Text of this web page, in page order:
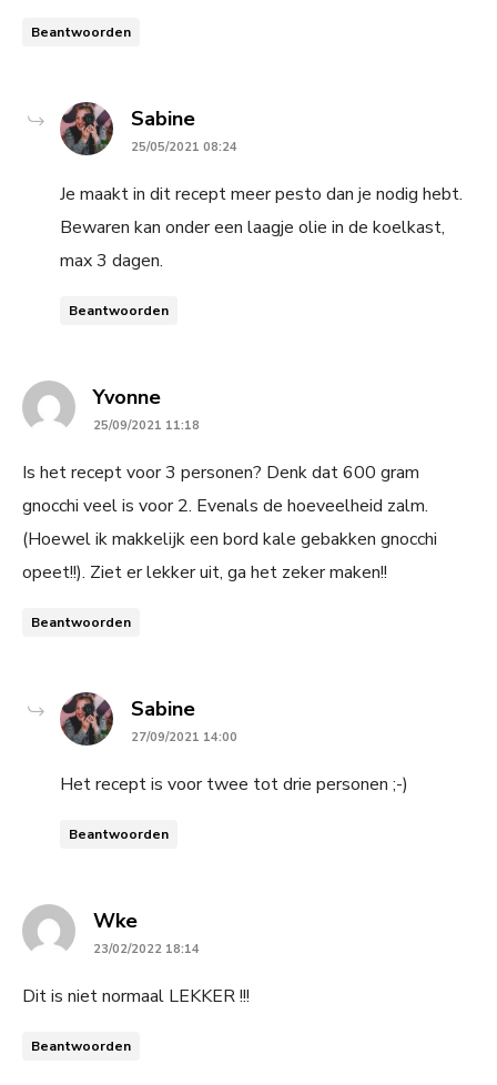
Beantwoorden
Sabinesays:
25/05/2021 08:24
Je maakt in dit recept meer pesto dan je nodig hebt.
Bewaren kan onder een laagje olie in de koelkast,
max 3 dagen.
Beantwoorden
Yvonnesays:
25/09/2021 11:18
Is het recept voor 3 personen? Denk dat 600 gram
gnocchi veel is voor 2. Evenals de hoeveelheid zalm.
(Hoewel ik makkelijk een bord kale gebakken gnocchi
opeet!!). Ziet er lekker uit, ga het zeker maken!!
Beantwoorden
Sabinesays:
27/09/2021 14:00
Het recept is voor twee tot drie personen ;-)
Beantwoorden
Wkesays:
23/02/2022 18:14
Dit is niet normaal LEKKER !!!
Beantwoorden